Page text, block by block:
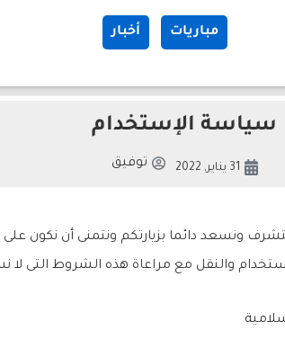
مباريات أخبار
سياسة الإستخدام
31 يناير, 2022 توفيق
ونسعد دائما بزيارتكم ونتمنى أن نكون
والنقل مع مراعاة هذه الشروط التى لا